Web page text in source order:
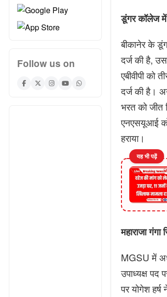
Follow us on
डूंगर कॉलेज
बीकानेर के
दर्ज की है,
एबीवीपी
दर्ज की है।
भरत को जीत
एनएसयूआई
हराया।
यह भी पढ़ें
महाराजा गंगा
MGSU में
उपाध्यक्ष पद
पर योगेश